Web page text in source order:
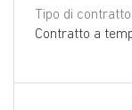
Tipo di contratto:
Contratto a